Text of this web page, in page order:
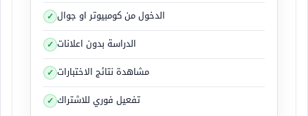
الدخول من كومبيوتر او جوال
الدراسة بدون اعلانات
مشاهدة نتائج الاختبارات
تفعيل فوري للاشتراك